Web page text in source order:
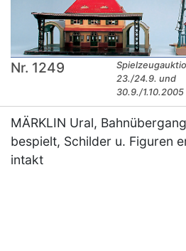
Nr. 1249
23./24.9. und
30.9./1.10.2005
MÄRKLIN Ural,
bespielt, Schilder u. Figuren
intakt